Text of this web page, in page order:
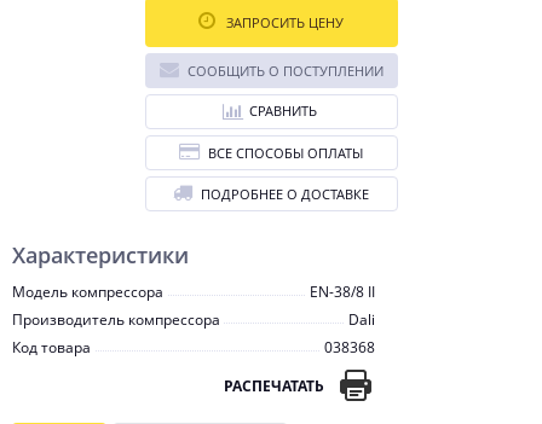
Характеристики
Модель компрессора
EN-38/8 II
Производитель компрессора
Dali
Код товара
038368
РАСПЕЧАТАТЬ
ЗАПРОСИТЬ ЦЕНУ
СООБЩИТЬ О ПОСТУПЛЕНИИ
СРАВНИТЬ
ВСЕ СПОСОБЫ ОПЛАТЫ
ПОДРОБНЕЕ О ДОСТАВКЕ